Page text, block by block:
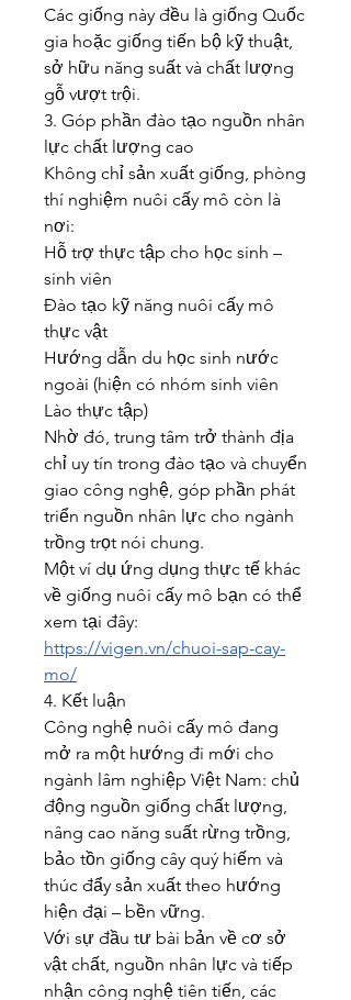
Các giống này đều là giống Quốc
gia hoặc giống tiến bộ kỹ thuật,
sở hữu năng suất và chất lượng
gỗ vượt trội.
3. Góp phần đào tạo nguồn nhân
lực chất lượng cao
Không chỉ sản xuất giống, phòng
thí nghiệm nuôi cấy mô còn là
nơi:
Hỗ trợ thực tập cho học sinh –
sinh viên
Đào tạo kỹ năng nuôi cấy mô
thực vật
Hướng dẫn du học sinh nước
ngoài (hiện có nhóm sinh viên
Lào thực tập)
Nhờ đó, trung tâm trở thành địa
chỉ uy tín trong đào tạo và chuyển
giao công nghệ, góp phần phát
triển nguồn nhân lực cho ngành
trồng trọt nói chung.
Một ví dụ ứng dụng thực tế khác
về giống nuôi cấy mô bạn có thể
xem tại đây:
https://vigen.vn/chuoi-sap-cay-
mo/
4. Kết luận
Công nghệ nuôi cấy mô đang
mở ra một hướng đi mới cho
ngành lâm nghiệp Việt Nam: chủ
động nguồn giống chất lượng,
nâng cao năng suất rừng trồng,
bảo tồn giống cây quý hiếm và
thúc đẩy sản xuất theo hướng
hiện đại – bền vững.
Với sự đầu tư bài bản về cơ sở
vật chất, nguồn nhân lực và tiếp
nhận công nghệ tiên tiến, các